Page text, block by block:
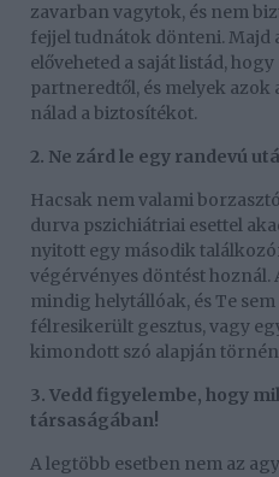
zavarban vagytok, és nem
fejjel tudnátok dönteni. Majd
előveheted a saját listád,
partneredtől, és melyek
nálad a biztosítékot.
2. Ne zárd le egy randevú
Hacsak nem valami
durva pszichiátriai esettel
nyitott egy második
végérvényes döntést hoznál.
mindig helytállóak, és Te
félresikerült gesztus, vagy
kimondott szó alapján
3. Vedd figyelembe, hogy
társaságában!
A legtöbb esetben nem az